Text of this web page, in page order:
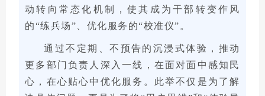
动转向常态化机制，使其成为干部转变作风
的“练兵场”、优化服务的“校准仪”。
通过不定期、不预告的沉浸式体验，推动
更多部门负责人深入一线，在面对面中感知民
心，在心贴心中优化服务。此举不仅是为了解